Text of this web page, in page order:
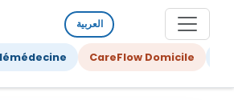
العربية
CareFlow Domicile